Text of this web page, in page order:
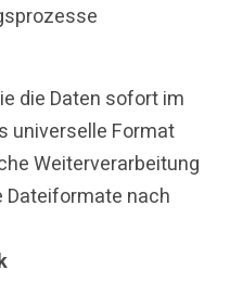
die Daten sofort im
universelle Format
Weiterverarbeitung
Dateiformate nach